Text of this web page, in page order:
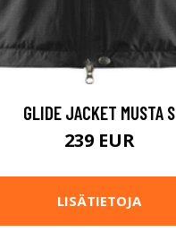
GLIDE JACKET MUSTA S
239 EUR
LISÄTIETOJA